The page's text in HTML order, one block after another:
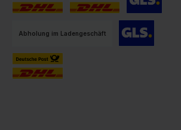
Versand DHLVersand
Abholung im Ladengeschäft
Versand DHL International -Österreich